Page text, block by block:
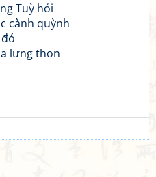
Tuỳ hỏi
cành quỳnh
lưng thon